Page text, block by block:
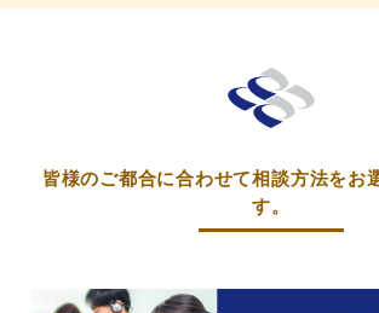
皆様のご都合に合わせて相談方法をお
す。